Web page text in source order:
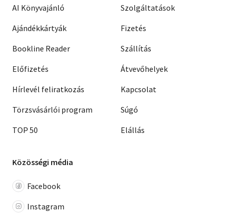
AI Könyvajánló
Ajándékkártyák
Bookline Reader
Előfizetés
Hírlevél feliratkozás
Törzsvásárlói program
TOP 50
Szolgáltatások
Fizetés
Szállítás
Átvevőhelyek
Kapcsolat
Súgó
Elállás
Közösségi média
Facebook
Instagram